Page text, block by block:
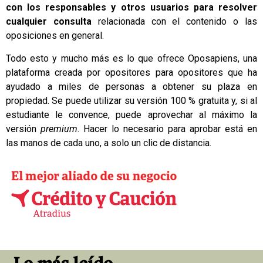
con los responsables y otros usuarios para resolver
cualquier consultarelacionada con el contenido o las
oposiciones en general.
Todo esto y mucho más es lo que ofrece Oposapiens, una
plataforma creada por opositores para opositores que ha
ayudado a miles de personas a obtener su plaza en
propiedad. Se puede utilizar su versión 100 % gratuita y, si al
estudiante le convence, puede aprovechar al máximo la
versión premium. Hacer lo necesario para aprobar está en
las manos de cada uno, a solo un clic de distancia.